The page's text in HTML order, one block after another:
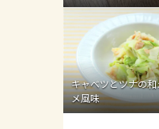
キャベツとツナの
メ風味